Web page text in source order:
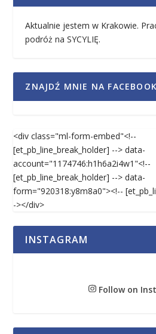
Aktualnie jestem w Krakowie.
podróż na SYCYLIĘ.
ZNAJDŹ MNIE NA
<div class="ml-form-embed"<!--
[et_pb_line_break_holder] --> data-
account="1174746:h1h6a2i4w1"<!--
[et_pb_line_break_holder] --> data-
form="920318:y8m8a0"><!--
-></div>
INSTAGRAM
Follow on